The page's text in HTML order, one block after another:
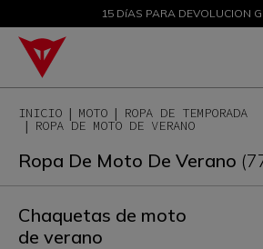
DESCUENTOS DE HASTA EL 50 % –
15 DíAS PARA DEVOLUCION
INICIO MOTO ROPA DE TEMPORADA
ROPA DE MOTO DE VERANO
Ropa De Moto De Verano
Chaquetas de moto
de verano